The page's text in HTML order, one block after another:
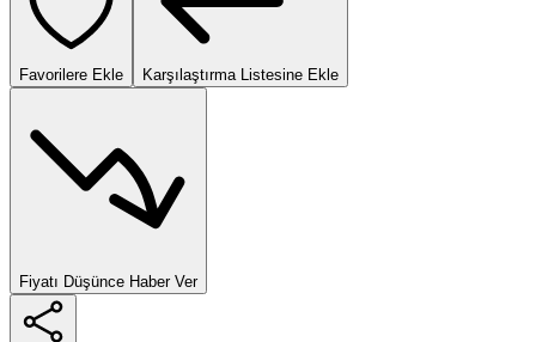
Favorilere Ekle Karşılaştırma Listesine Ekle
Fiyatı Düşünce Haber Ver